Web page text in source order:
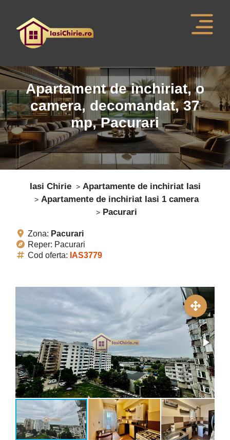
Apartament de inchiriat, o
camera, decomandat,37
mp,Pacurari
Iasi Chirie
Apartamente de inchiriat Iasi
Apartamente de inchiriat Iasi 1 camera
Pacurari
Zona: Pacurari
Reper: Pacurari
Cod oferta: IAS3779